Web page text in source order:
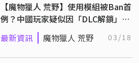
【魔物獵人 荒野】使用模組被Ban首
例？中國玩家疑似因「DLC解鎖」
Mod 遭卡普空封鎖
最新資訊 魔物獵人 荒野 03/18